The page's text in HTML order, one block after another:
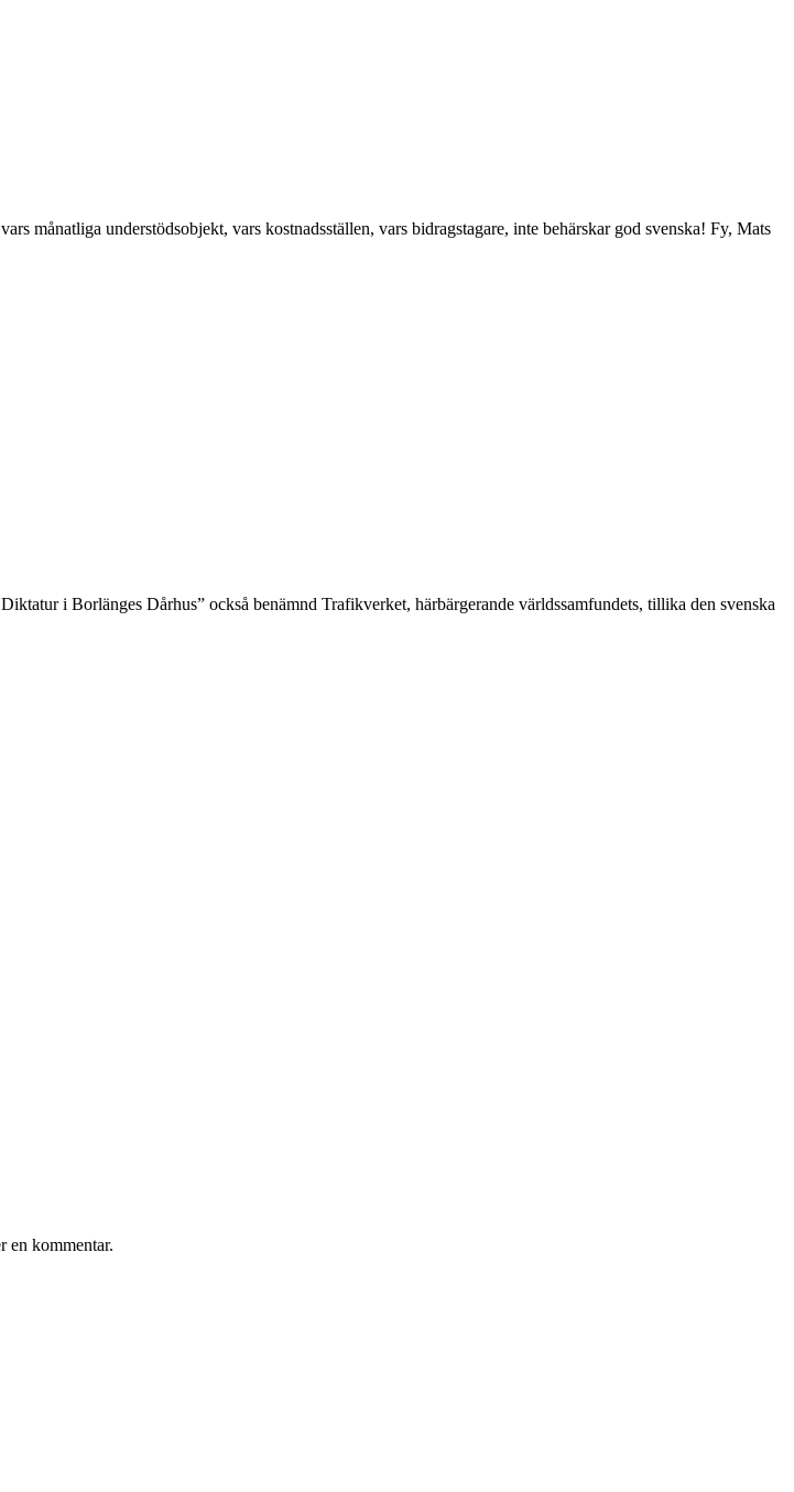
månatliga understödsobjekt, vars kostnadsställen, vars bidragstagare, inte behärskar god svenska! Fy, Mats
i Borlänges Dårhus” också benämnd Trafikverket, härbärgerande världssamfundets, tillika den svenska
en kommentar.